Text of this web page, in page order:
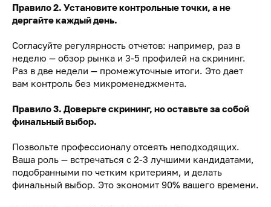
Правило 2. Установите контрольные точки, а не
дергайте каждый день.
Согласуйте регулярность отчетов: например, раз в
неделю — обзор рынка и 3-5 профилей на скрининг.
Раз в две недели — промежуточные итоги. Это дает
вам контроль без микроменеджмента.
Правило 3. Доверьте скрининг, но оставьте за собой
финальный выбор.
Позвольте профессионалу отсеять неподходящих.
Ваша роль — встречаться с 2-3 лучшими кандидатами,
подобранными по четким критериям, и делать
финальный выбор. Это экономит 90% вашего времени.